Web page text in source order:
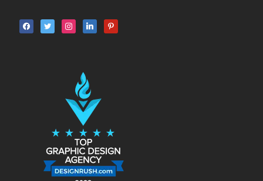
facebooktwitter instagramlinkedinpinterest